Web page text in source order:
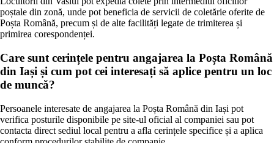
poștale din zonă, unde pot beneficia de servicii de coletărie oferite de
Poșta Română, precum și de alte facilități legate de trimiterea și
primirea corespondenței.
Care sunt cerințele pentru angajarea la Poșta Română
din Iași și cum pot cei interesați să aplice pentru un loc
de muncă?
Persoanele interesate de angajarea la Poșta Română din Iași pot
verifica posturile disponibile pe site-ul oficial al companiei sau pot
contacta direct sediul local pentru a afla cerințele specifice și a aplica